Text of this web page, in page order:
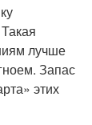
лучше
Запас
этих